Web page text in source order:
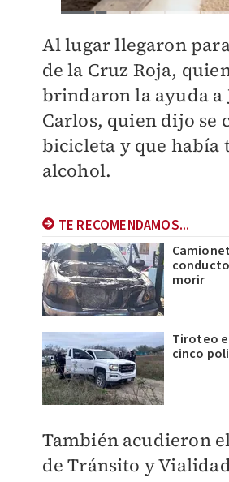
Al lugar llegaron
de la Cruz Roja,
brindaron la ayuda a
Carlos, quien dijo se
bicicleta y que había
alcohol.
TE RECOMENDAMOS...
morir
Tiroteo
cinco
También acudieron
de Tránsito y